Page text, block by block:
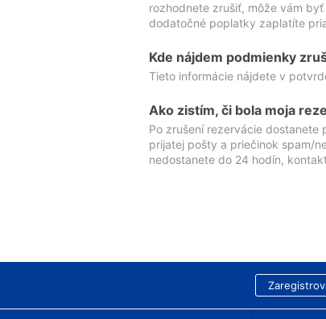
rozhodnete zrušiť, môže vám
dodatočné poplatky zaplatíte
Kde nájdem podmienky
Tieto informácie nájdete v
Ako zistím, či bola moja
Po zrušení rezervácie dostanete
prijatej pošty a priečinok spam/
nedostanete do 24 hodín,